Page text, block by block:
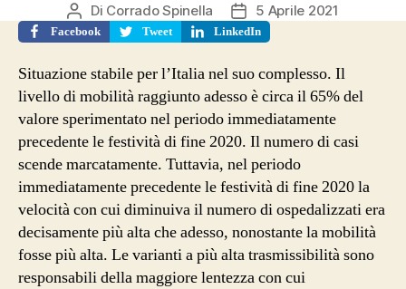
Autore
articolo
Di Corrado Spinella
Data
dell'articolo
5 Aprile 2021
Facebook Tweet LinkedIn
Situazione stabile per l’Italia nel suo complesso. Il
livello di mobilità raggiunto adesso è circa il 65% del
valore sperimentato nel periodo immediatamente
precedente le festività di fine 2020. Il numero di casi
scende marcatamente. Tuttavia, nel periodo
immediatamente precedente le festività di fine 2020 la
velocità con cui diminuiva il numero di ospedalizzati era
decisamente più alta che adesso, nonostante la mobilità
fosse più alta. Le varianti a più alta trasmissibilità sono
responsabili della maggiore lentezza con cui